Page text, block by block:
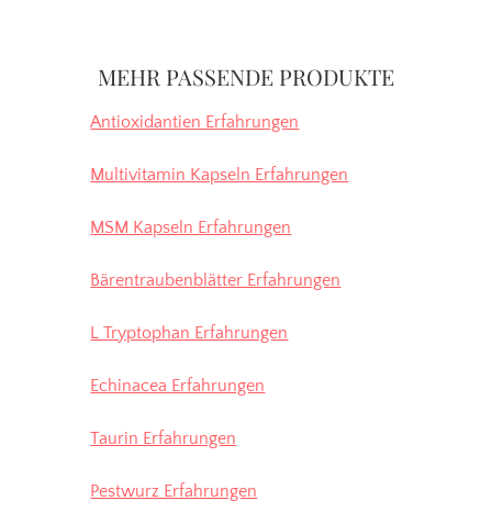
MEHR PASSENDE PRODUKTE
Antioxidantien Erfahrungen
Multivitamin Kapseln Erfahrungen
MSM Kapseln Erfahrungen
Bärentraubenblätter Erfahrungen
L Tryptophan Erfahrungen
Echinacea Erfahrungen
Taurin Erfahrungen
Pestwurz Erfahrungen